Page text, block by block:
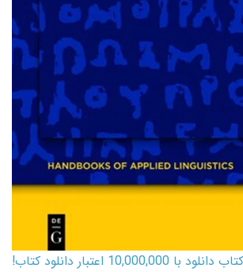
کارت اعتباری کتاب دانلود با 10,000,000 اعتبار دانلود کتاب!